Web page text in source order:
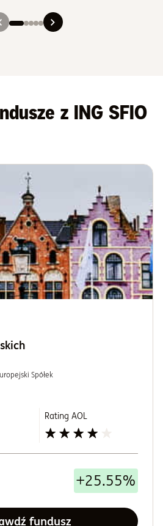
Slajd 1
Slajd 2
Slajd 3
Slajd 4
Slajd 5
z ING SFIO
Spółek
Rating AOL
+25.55%
fundusz